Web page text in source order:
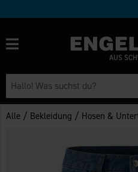
AUS
Alle / Bekleidung / Hosen &